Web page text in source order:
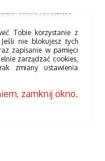
z siecią wewnętrzną.
Tobie korzystanie z
nie blokujesz tych
zapisanie w pamięci
zarządzać cookies,
zmiany ustawienia
zamknij okno.